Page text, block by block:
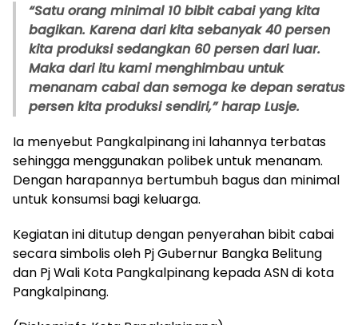
“Satu orang minimal 10 bibit cabai yang kita
bagikan. Karena dari kita sebanyak 40 persen
kita produksi sedangkan 60 persen dari luar.
Maka dari itu kami menghimbau untuk
menanam cabai dan semoga ke depan seratus
persen kita produksi sendiri,” harap Lusje.
Ia menyebut Pangkalpinang ini lahannya terbatas
sehingga menggunakan polibek untuk menanam.
Dengan harapannya bertumbuh bagus dan minimal
untuk konsumsi bagi keluarga.
Kegiatan ini ditutup dengan penyerahan bibit cabai
secara simbolis oleh Pj Gubernur Bangka Belitung
dan Pj Wali Kota Pangkalpinang kepada ASN di kota
Pangkalpinang.